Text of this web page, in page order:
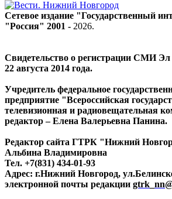
Сетевое издание "Государственный
"Россия" 2001 - 2026.
Свидетельство о регистрации СМИ
22 августа 2014 года.
Учредитель федеральное
предприятие "Всероссийская
телевизионная и радиовещательная
редактор – Елена Валерьевна Панина.
Редактор сайта ГТРК "Нижний
Альбина Владимировна
Тел. +7(831) 434-01-93
Адрес: г.Нижний Новгород,
электронной почты редакции